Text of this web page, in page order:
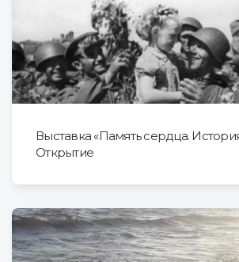
Выставка «Память сердца.
Открытие